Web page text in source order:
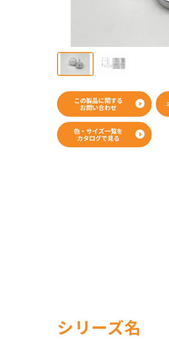
カタログ
この製品に関する
お問い合わせ
色・サイズ一覧を
カタログで見る
シリーズ名